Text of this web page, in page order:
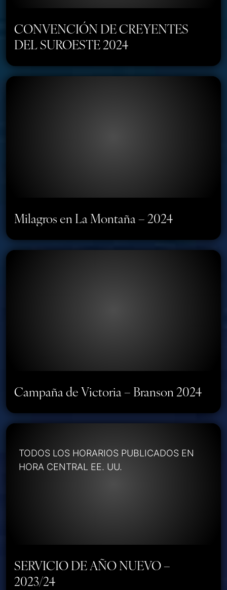
CONVENCIÓN DE CREYENTES
DEL SUROESTE 2024
Milagros en La Montaña – 2024
Campaña de Victoria – Branson 2024
TODOS LOS HORARIOS PUBLICADOS EN
HORA CENTRAL EE. UU.
SERVICIO DE AÑO NUEVO –
2023/24